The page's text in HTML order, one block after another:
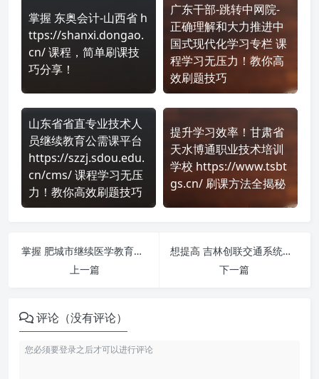
掌握 东奥会计-山西省 h
ttps://shanxi.dongao.
cn/ 课程，简单刷课技
巧分享！
广东干部-跳转中网院-
正确理解和大力推进中
国式现代化学习专栏 课
程学习无压力！教你高
效刷题技巧
山东省省直专业技术人
员继续教育公需课平台
https://szzj.sdou.edu.
cn/cms/ 课程学习无压
力！教你高效刷题技巧
提升学习效率！甘肃省
天水博通职业技术培训
学校 https://www.tsbt
gs.cn/ 刷课方法全揭秘
掌握 肥城市继续医学教育培训网-2025 https://fcsjjpx.wsglw.net/train/secure/login 课程，简单刷课技巧分享！
上一篇
想提高 吉林创联交通系统专业技术人员继续教育网 https://jljtxtzj.chinahrt.com/ 刷课效率？看看这些实用技巧
下一篇
评论（没有评论）